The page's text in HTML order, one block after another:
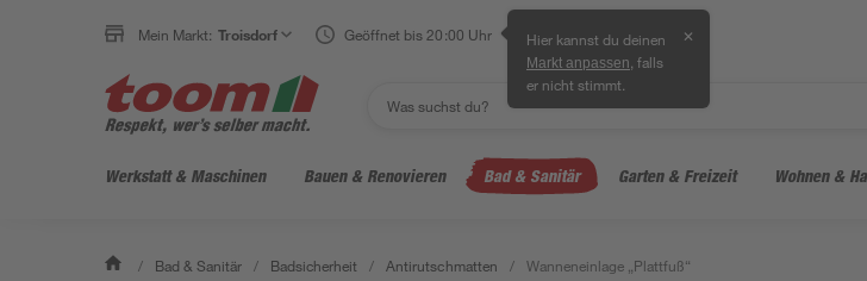
Mein Markt: Troisdorf Geöffnet bis 20:00 Uhr Hier kannst du deinen
Markt anpassen , falls
er nicht stimmt.
✕
Werkstatt & Maschinen Bauen & Renovieren Bad & Sanitär Garten & Freizeit Wohnen &
/ Bad & Sanitär / Badsicherheit / Antirutschmatten / Wanneneinlage „Plattfuß“